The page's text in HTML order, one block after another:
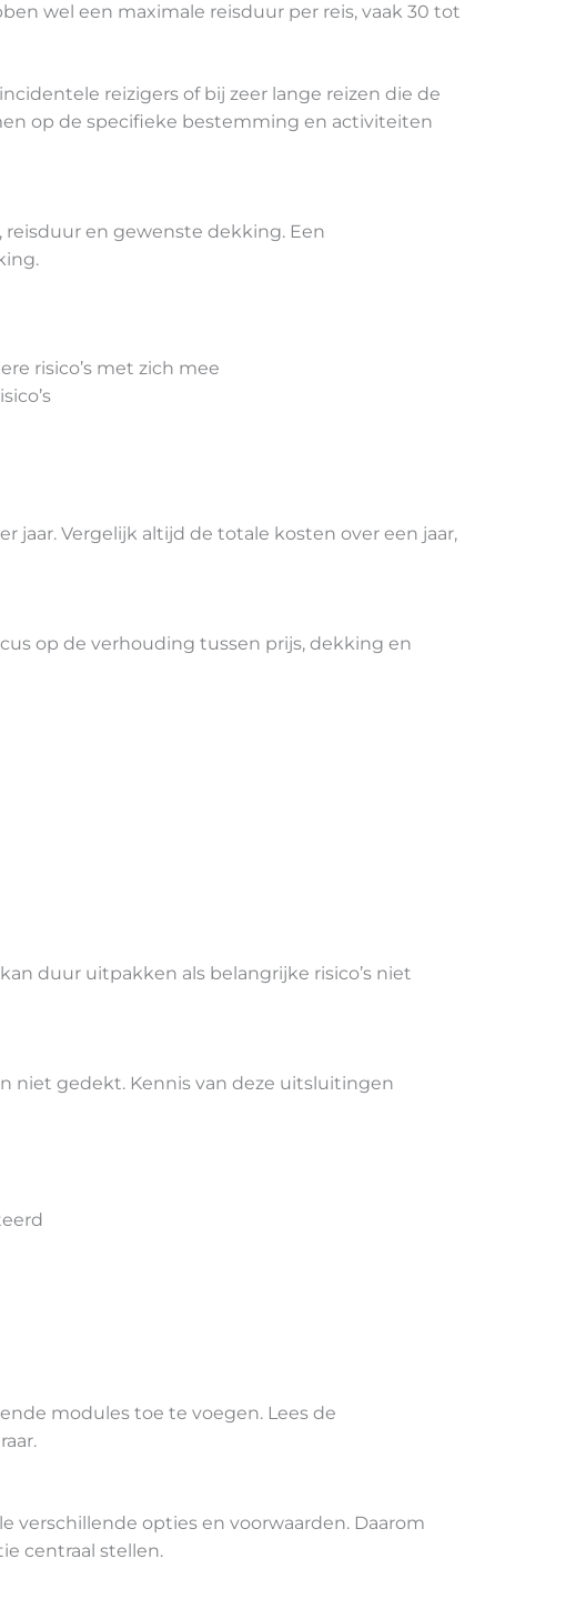
wel een maximale reisduur per reis, vaak 30 tot
reizigers of bij zeer lange reizen die de
op de specifieke bestemming en activiteiten
en gewenste dekking. Een
risico’s met zich mee
jaar. Vergelijk altijd de totale kosten over een jaar,
op de verhouding tussen prijs, dekking en
duur uitpakken als belangrijke risico’s niet
niet gedekt. Kennis van deze uitsluitingen
modules toe te voegen. Lees de
verschillende opties en voorwaarden. Daarom
centraal stellen.